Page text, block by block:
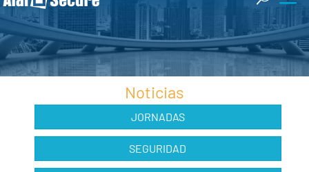
Noticias
JORNADAS
SEGURIDAD